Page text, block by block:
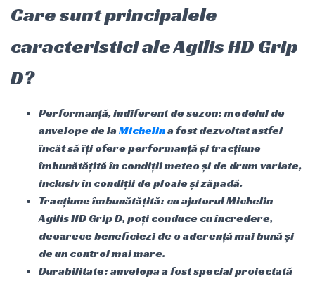
Care sunt principalele
caracteristici ale Agilis HD Grip
D?
Performanță, indiferent de sezon: modelul de
anvelope de laMichelina fost dezvoltat astfel
încât să îți ofere performanță și tracțiune
îmbunătățită în condiții meteo și de drum variate,
inclusiv în condiții de ploaie și zăpadă.
Tracțiune îmbunătățită: cu ajutorul Michelin
Agilis HD Grip D, poți conduce cu încredere,
deoarece beneficiezi de o aderență mai bună și
de un control mai mare.
Durabilitate: anvelopa a fost special proiectată